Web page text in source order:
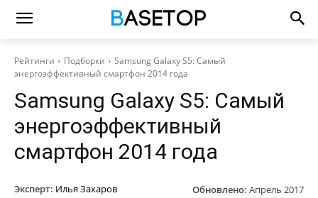
Рейтинги Подборки
Samsung Galaxy S5: Самый
энергоэффективный смартфон 2014 года
Samsung Galaxy S5: Самый
энергоэффективный
смартфон 2014 года
Эксперт: Илья Захаров Обновлено: Апрель 2017